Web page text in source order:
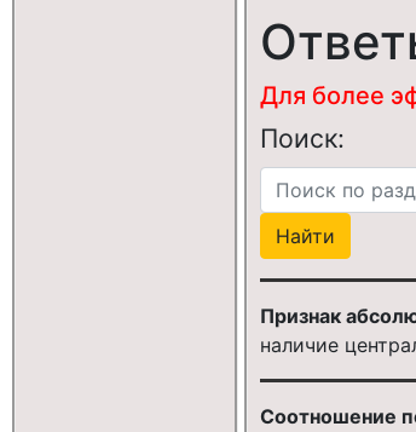
Для более
Поиск:
Признак
наличие
Соотношение